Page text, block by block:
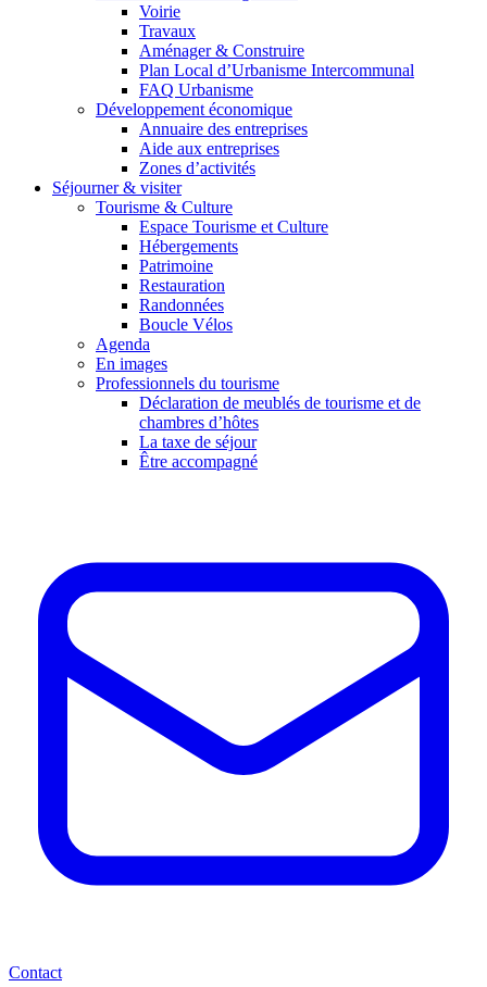
Voirie
Travaux
Aménager & Construire
Plan Local d’Urbanisme Intercommunal
FAQ Urbanisme
Développement économique
Annuaire des entreprises
Aide aux entreprises
Zones d’activités
Séjourner & visiter
Tourisme & Culture
Espace Tourisme et Culture
Hébergements
Patrimoine
Restauration
Randonnées
Boucle Vélos
Agenda
En images
Professionnels du tourisme
Déclaration de meublés de tourisme et de
chambres d’hôtes
La taxe de séjour
Être accompagné
Contact